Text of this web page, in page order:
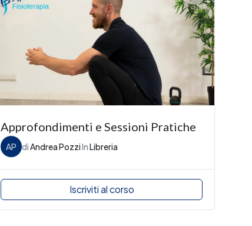
Approfondimenti e Sessioni Pratiche
AP diAndrea PozziInLibreria
Iscriviti al corso